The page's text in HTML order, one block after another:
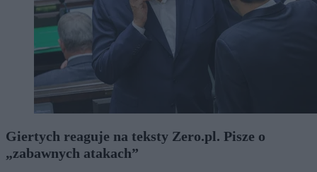
Giertych reaguje na teksty Zero.pl. Pisze o
„zabawnych atakach”